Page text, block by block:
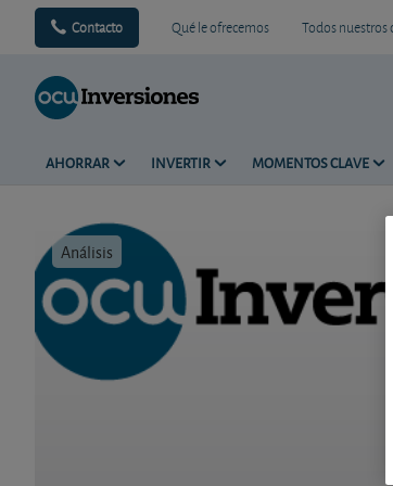
Contacto Qué le ofrecemos Todos nuestros
AHORRAR INVERTIR MOMENTOS CLAVE
Análisis